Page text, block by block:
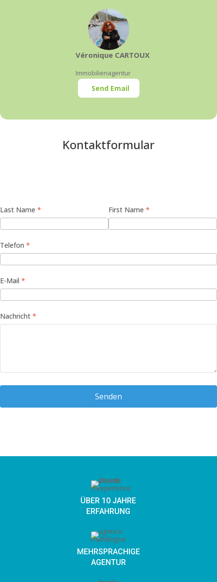
Véronique CARTOUX
Immobilienagentur
Send Email
Kontaktformular
Last Name First Name
Telefon
E-Mail
Nachricht
Senden
ÜBER 10 JAHRE
ERFAHRUNG
MEHRSPRACHIGE
AGENTUR